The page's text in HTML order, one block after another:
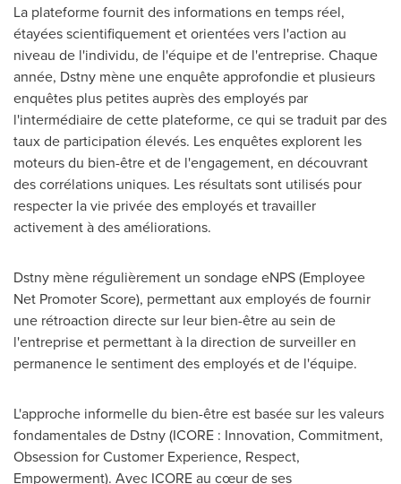
La plateforme fournit des informations en temps réel,
étayées scientifiquement et orientées vers l'action au
niveau de l'individu, de l'équipe et de l'entreprise. Chaque
année, Dstny mène une enquête approfondie et plusieurs
enquêtes plus petites auprès des employés par
l'intermédiaire de cette plateforme, ce qui se traduit par des
taux de participation élevés. Les enquêtes explorent les
moteurs du bien-être et de l'engagement, en découvrant
des corrélations uniques. Les résultats sont utilisés pour
respecter la vie privée des employés et travailler
activement à des améliorations.
Dstny mène régulièrement un sondage eNPS (Employee
Net Promoter Score), permettant aux employés de fournir
une rétroaction directe sur leur bien-être au sein de
l'entreprise et permettant à la direction de surveiller en
permanence le sentiment des employés et de l'équipe.
L'approche informelle du bien-être est basée sur les valeurs
fondamentales de Dstny (ICORE : Innovation, Commitment,
Obsession for Customer Experience, Respect,
Empowerment). Avec ICORE au cœur de ses